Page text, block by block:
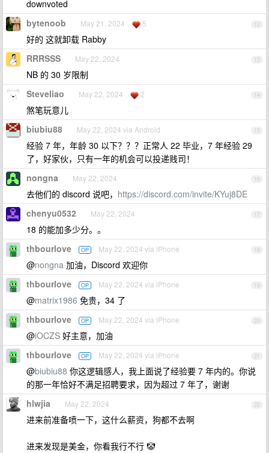
downvoted
12
bytenoob May 21, 2024 5
好的 这就卸载 Rabby
13
RRRSSS May 22, 2024
NB 的 30 岁限制
14
Steveliao May 22, 2024 2
煞笔玩意儿
15
biubiu88 May 22, 2024 via Android
经验 7 年，年龄 30 以下？？？正常人 22 毕业，7 年经验 29
了，好家伙，只有一年的机会可以投递贱司！
16
nongna May 22, 2024
去他们的 discord 说吧， https://discord.com/invite/KYuj8DE
17
chenyu0532 May 22, 2024
18 的能加多少分。。
18
thbourlove OP May 22, 2024 via iPhone
@nongna 加油，Discord 欢迎你
19
thbourlove OP May 22, 2024 via iPhone
@matrix1986 免贵，34 了
20
thbourlove OP May 22, 2024 via iPhone
@iOCZS 好主意，加油
21
thbourlove OP May 22, 2024 via iPhone
@biubiu88 你这逻辑感人，我上面说了经验要 7 年内的。你说
的那一年恰好不满足招聘要求，因为超过 7 年了，谢谢
22
hlwjia May 22, 2024
进来前准备喷一下，这什么薪资，狗都不去啊
进来发现是美金，你看我行不行 🤡